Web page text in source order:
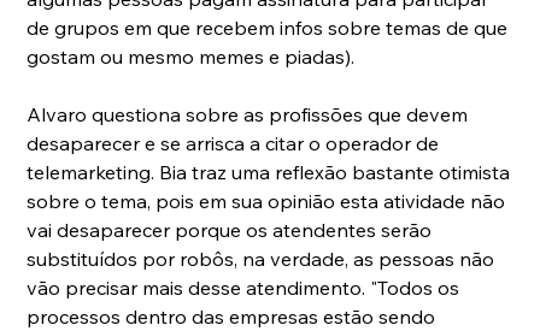
de grupos em que recebem infos sobre temas de que
gostam ou mesmo memes e piadas).
Alvaro questiona sobre as profissões que devem
desaparecer e se arrisca a citar o operador de
telemarketing. Bia traz uma reflexão bastante otimista
sobre o tema, pois em sua opinião esta atividade não
vai desaparecer porque os atendentes serão
substituídos por robôs, na verdade, as pessoas não
vão precisar mais desse atendimento. "Todos os
processos dentro das empresas estão sendo